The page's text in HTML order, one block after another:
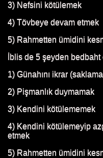
3) Nefsini kötülemek
4) Tövbeye devam etmek
5) Rahmetten ümidini
İblis de 5 şeyden bedbaht
1) Günahını ikrar
2) Pişmanlık duymamak
3) Kendini kötülememek
4) Kendini kötülemeyip
etmek
5) Rahmetten ümidini